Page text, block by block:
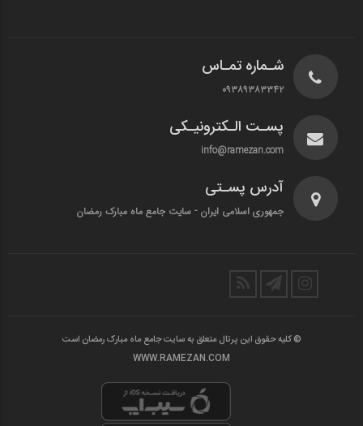
شـماره تمـاس
۰۹۳۸۹۳۸۳۳۴۲
پسـت الـکترونیـکی
info@ramezan.com
آدرس پسـتی
جمهوری اسلامی ایران - سایت جامع ماه مبارک رمضان
© کلیه حقوق این پرتال متعلق به سایت جامع ماه مبارک رمضان است
WWW.RAMEZAN.COM